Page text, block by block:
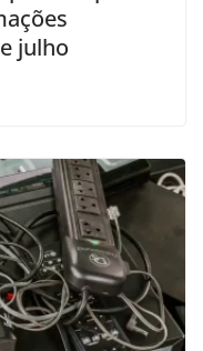
julho